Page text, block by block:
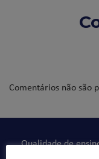
Comentários não são
Qualidade de